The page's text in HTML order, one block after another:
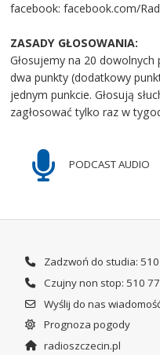
facebook: facebook.com/
ZASADY GŁOSOWANIA:
Głosujemy na 20
dwa punkty (dodatkowy
jednym punkcie. Głosują
zagłosować tylko raz w
PODCAST AUDIO
Zadzwoń do studia:
Czujny non stop: 510
Wyślij do nas
Prognoza pogody
radioszczecin.pl